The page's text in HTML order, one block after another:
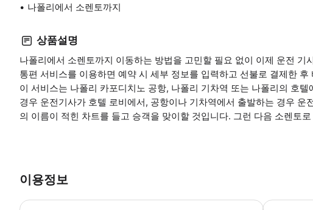
나폴리에서 소렌토까지
상품설명
나폴리에서 소렌토까지 이동하는 방법을 고민할 필요 없이 이제 운전 기
통편 서비스를 이용하면 예약 시 세부 정보를 입력하고 선불로 결제한
이 서비스는 나폴리 카포디치노 공항, 나폴리 기차역 또는 나폴리의 호
경우 운전기사가 호텔 로비에서, 공항이나 기차역에서 출발하는 경우 운
의 이름이 적힌 차트를 들고 승객을 맞이할 것입니다. 그런 다음 소렌토
이용정보
여행자당 최